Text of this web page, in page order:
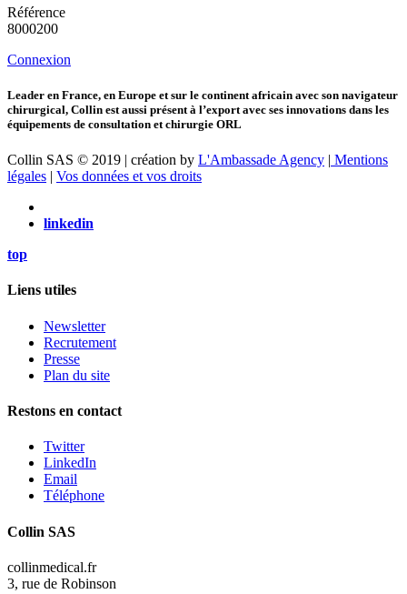
Référence
8000200
Connexion
Leader en France, en Europe et sur le continent africain avec son navigateur
chirurgical, Collin est aussi présent à l’export avec ses innovations dans les
équipements de consultation et chirurgie ORL
Collin SAS © 2019 | création by L'Ambassade Agency | Mentions
légales | Vos données et vos droits
linkedin
top
Liens utiles
Newsletter
Recrutement
Presse
Plan du site
Restons en contact
Twitter
LinkedIn
Email
Téléphone
Collin SAS
collinmedical.fr
3, rue de Robinson